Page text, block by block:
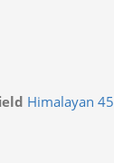
Himalayan